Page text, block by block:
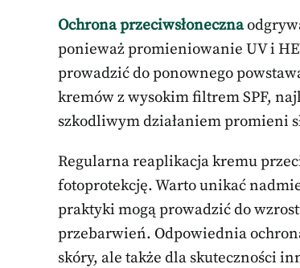
Ochrona przeciwsłoneczna
ponieważ promieniowanie UV i
prowadzić do ponownego
kremów z wysokim filtrem SPF,
szkodliwym działaniem promieni
Regularna reaplikacja kremu
fotoprotekcję. Warto unikać
praktyki mogą prowadzić do
przebarwień. Odpowiednia
skóry, ale także dla skuteczności